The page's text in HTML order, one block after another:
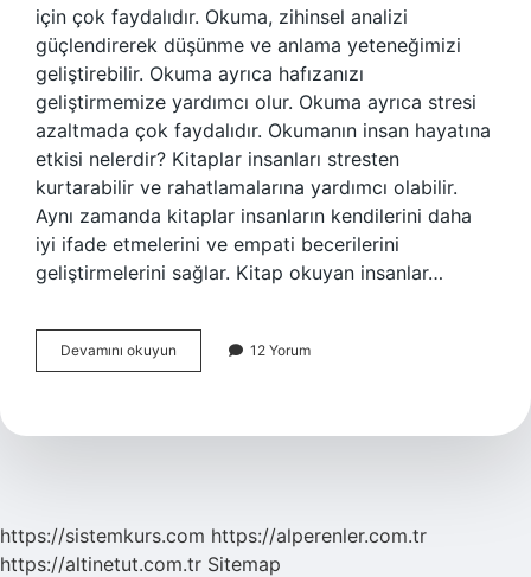
için çok faydalıdır. Okuma, zihinsel analizi
güçlendirerek düşünme ve anlama yeteneğimizi
geliştirebilir. Okuma ayrıca hafızanızı
geliştirmemize yardımcı olur. Okuma ayrıca stresi
azaltmada çok faydalıdır. Okumanın insan hayatına
etkisi nelerdir? Kitaplar insanları stresten
kurtarabilir ve rahatlamalarına yardımcı olabilir.
Aynı zamanda kitaplar insanların kendilerini daha
iyi ifade etmelerini ve empati becerilerini
geliştirmelerini sağlar. Kitap okuyan insanlar…
Devamını okuyun Okumanın
Insan
Nelerdir
12 Yorum
https://sistemkurs.com https://alperenler.com.tr
https://altinetut.com.tr Sitemap